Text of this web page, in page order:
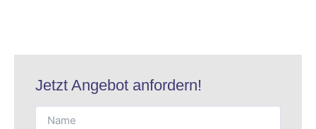
Jetzt Angebot anfordern!